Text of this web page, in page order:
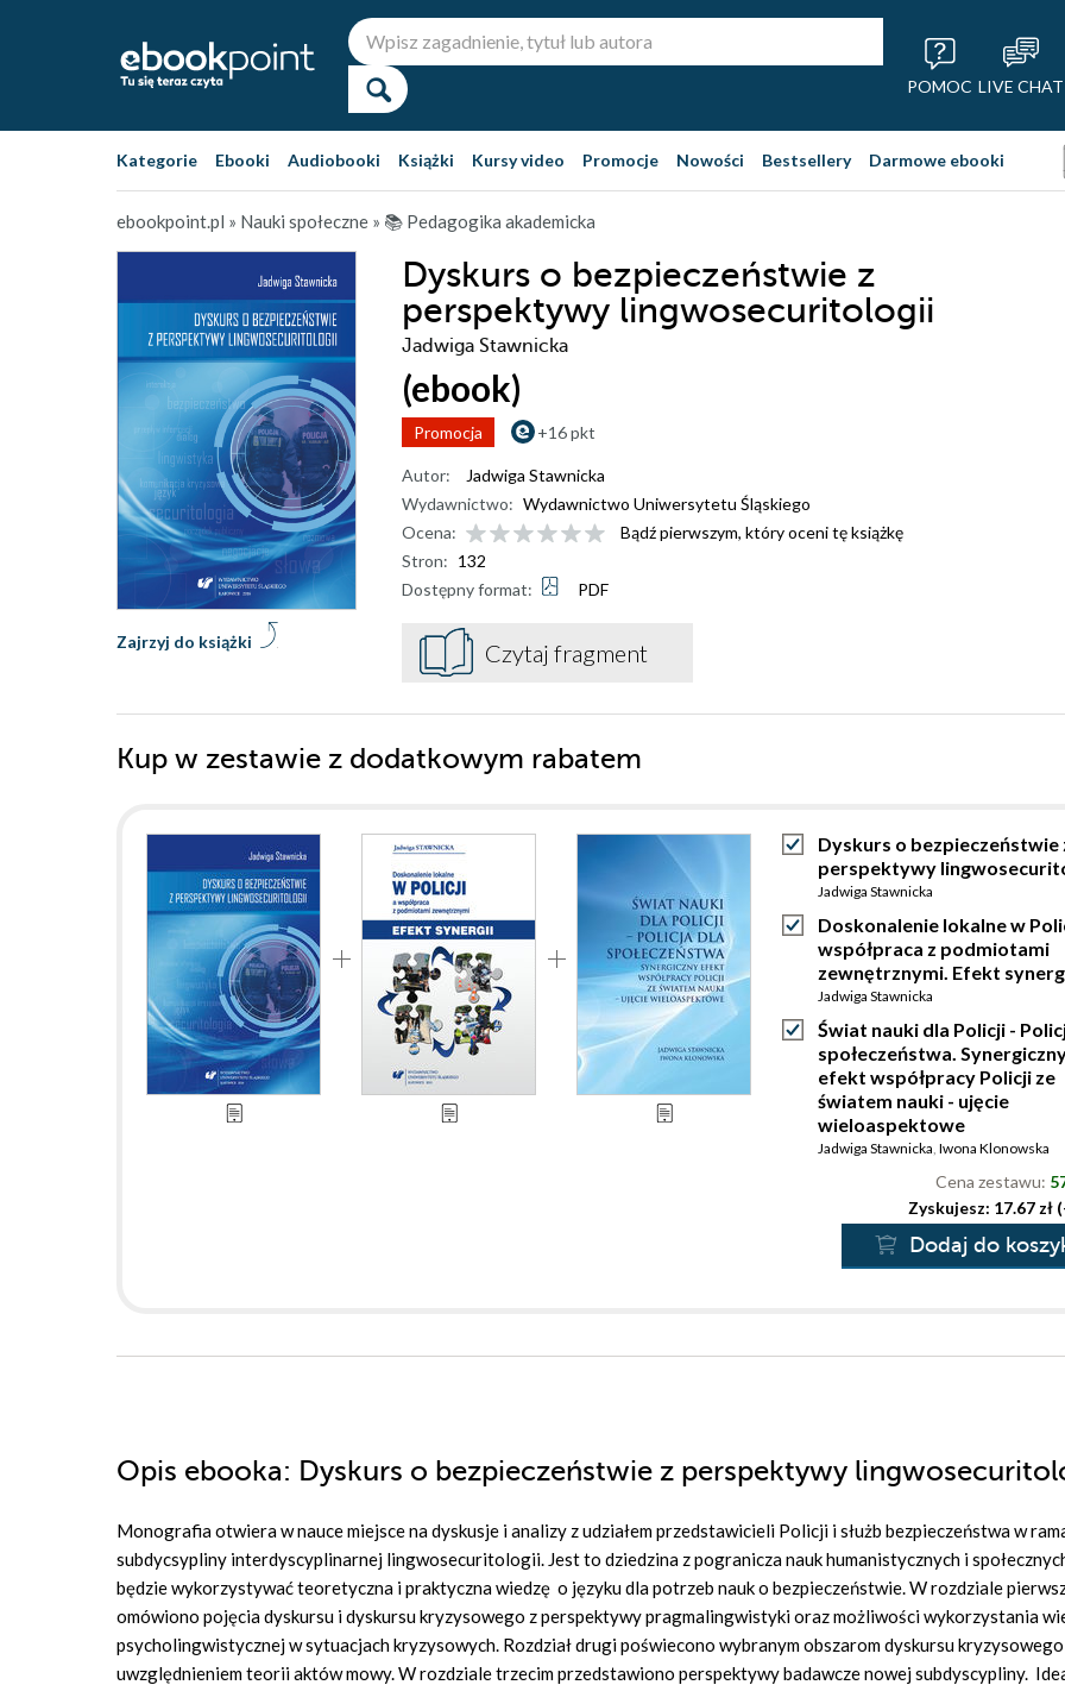
POMOC LIVE CHAT
Kategorie Ebooki Audiobooki Książki Kursy video Promocje Nowości Bestsellery Darmowe ebooki
ebookpoint.pl » Nauki społeczne » 📚 Pedagogika akademicka
Dyskurs o bezpieczeństwie z
perspektywy lingwosecuritologii
Jadwiga Stawnicka
(ebook)
Promocja +16 pkt
Zajrzyj do książki
Autor:
Jadwiga Stawnicka
Wydawnictwo: Wydawnictwo Uniwersytetu Śląskiego
Ocena:
Bądź pierwszym, który oceni tę książkę
Stron: 132
Dostępny format:
PDF
Czytaj fragment
Kup w zestawie z dodatkowym rabatem
Dyskurs o bezpieczeństwie
perspektywy
Jadwiga Stawnicka
Doskonalenie lokalne w
współpraca z podmiotami
zewnętrznymi. Efekt
Jadwiga Stawnicka
Świat nauki dla Policji -
społeczeństwa.
efekt współpracy Policji ze
światem nauki - ujęcie
wieloaspektowe
Jadwiga Stawnicka, Iwona Klonowska
Cena zestawu:
Zyskujesz: 17.67 zł
Dodaj do
Opis ebooka: Dyskurs o bezpieczeństwie z perspektywy
Monografia otwiera w nauce miejsce na dyskusje i analizy z udziałem przedstawicieli Policji i służb bezpieczeństwa w
subdycsypliny interdyscyplinarnej lingwosecuritologii. Jest to dziedzina z pogranicza nauk humanistycznych i
będzie wykorzystywać teoretyczna i praktyczna wiedzę o języku dla potrzeb nauk o bezpieczeństwie. W rozdziale
omówiono pojęcia dyskursu i dyskursu kryzysowego z perspektywy pragmalingwistyki oraz możliwości wykorzystania
psycholingwistycznej w sytuacjach kryzysowych. Rozdział drugi poświecono wybranym obszarom dyskursu
uwzględnieniem teorii aktów mowy. W rozdziale trzecim przedstawiono perspektywy badawcze nowej subdyscypliny.